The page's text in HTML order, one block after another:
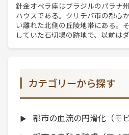
針金オペラ座はブラジルのパラナ
ハウスである。クリチバ市の都心
い離れた北側の丘陵地帯にある。
していた石切場の跡地で、以前は
カテゴリーから探す
都市の血流の円滑化（モ